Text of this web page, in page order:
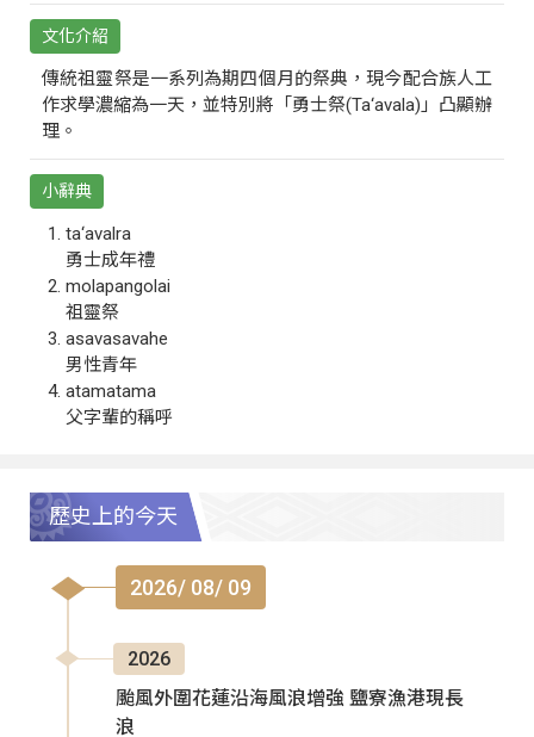
文化介紹
傳統祖靈祭是一系列為期四個月的祭典，現今配合族人工
作求學濃縮為一天，並特別將「勇士祭(Ta‘avala)」凸顯辦
理。
小辭典
ta‘avalra
勇士成年禮
molapangolai
祖靈祭
asavasavahe
男性青年
atamatama
父字輩的稱呼
歷史上的今天
2026/ 08/ 09
2026
颱風外圍花蓮沿海風浪增強 鹽寮漁港現長
浪